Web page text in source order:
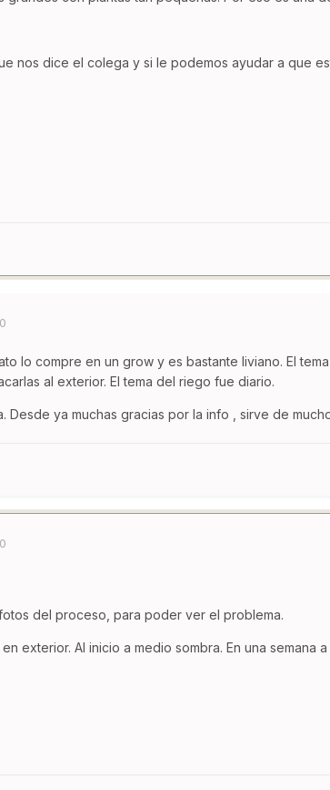
nos dice el colega y si le podemos ayudar a que
lo compre en un grow y es bastante liviano. El
al exterior. El tema del riego fue diario.
Desde ya muchas gracias por la info , sirve de
del proceso, para poder ver el problema.
exterior. Al inicio a medio sombra. En una semana